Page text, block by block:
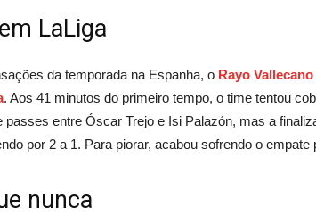
LaLiga
da temporada na Espanha, o Rayo Vallecano
. Aos 41 minutos do primeiro tempo, o time tentou
entre Óscar Trejo e Isi Palazón, mas a
por 2 a 1. Para piorar, acabou sofrendo o empate
nunca